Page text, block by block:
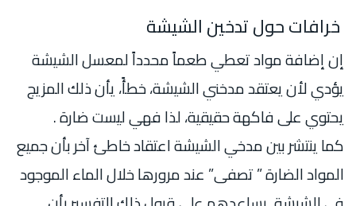
خرافات حول تدخين الشيشة
إن إضافة مواد تعطي طعماً محدداً لمعسل الشيشة
يؤدي لأن يعتقد مدخني الشيشة، خطأً، يأن ذلك المزيج
يحتوي على فاكهة حقيقية، لذا فهي ليست ضارة .
كما ينتشر بين مدخي الشيشة اعتقاد خاطئ آخر بأن جميع
المواد الضارة ” تصفى” عند مرورها خلال الماء الموجود